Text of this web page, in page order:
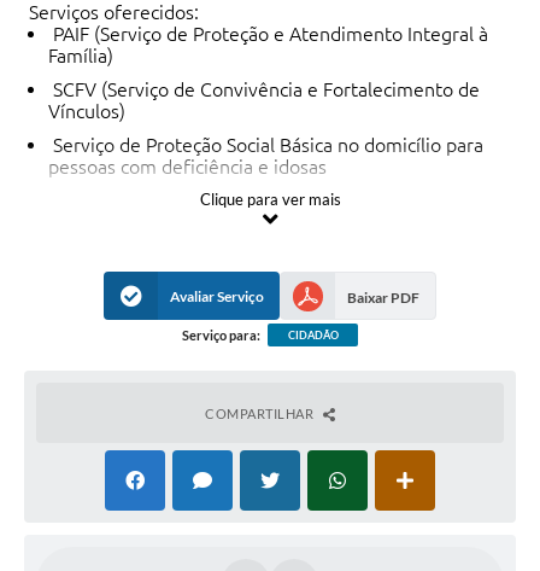
Serviços oferecidos:
PAIF (Serviço de Proteção e Atendimento Integral à
Família)
SCFV (Serviço de Convivência e Fortalecimento de
Vínculos)
Serviço de Proteção Social Básica no domicílio para
pessoas com deficiência e idosas
Programa Primeira Infância no SUAS / Criança Feliz -
Clique para ver mais
Avaliar Serviço Baixar PDF
Serviço para: CIDADÃO
COMPARTILHAR